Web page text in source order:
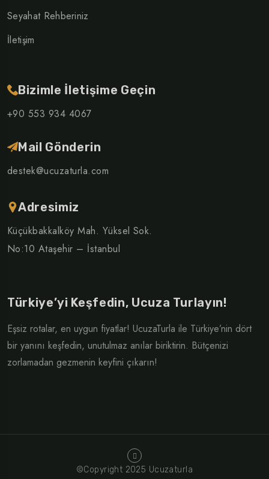
Seyahat Rehberiniz
İletişim
Bizimle İletişime Geçin
+90 553 934 4067
Mail Gönderin
destek@ucuzaturla.com
Adresimiz
Küçükbakkalköy Mah. Yüksel Sok.
No:10 Ataşehir – İstanbul
Türkiye’yi Keşfedin, Ucuza Turlayın!
Eşsiz rotalar, en uygun fiyatlar! UcuzaTurla ile Türkiye’nin dört
bir yanını keşfedin, unutulmaz anılar biriktirin. Bütçenizi
zorlamadan gezmenin keyfini çıkarın!
©Copyright 2025 Ucuzaturla